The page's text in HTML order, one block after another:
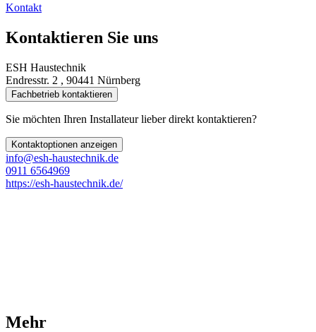
Kontakt
Kontaktieren Sie uns
ESH Haustechnik
Endresstr. 2 , 90441 Nürnberg
Fachbetrieb kontaktieren
Sie möchten Ihren Installateur lieber direkt kontaktieren?
Kontaktoptionen anzeigen
info@esh-haustechnik.de
0911 6564969
https://esh-haustechnik.de/
Mehr